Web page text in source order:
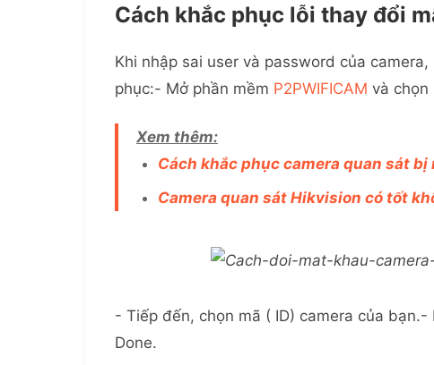
Cách khắc phục lỗi thay đổi
Khi nhập sai user và password của
phục:- Mở phần mềm P2PWIFICAM và chọn
Xem thêm:
Cách khắc phục camera quan sát bị
Camera quan sát Hikvision có tốt
- Tiếp đến, chọn mã ( ID) camera của
Done.